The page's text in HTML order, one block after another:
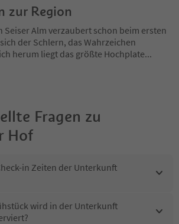
zur Region
Alm verzaubert schon beim ersten
der Schlern, das Wahrzeichen
herum liegt das größte Hochplate...
Fragen zu
Hof
in Zeiten der Unterkunft
wird in der Unterkunft